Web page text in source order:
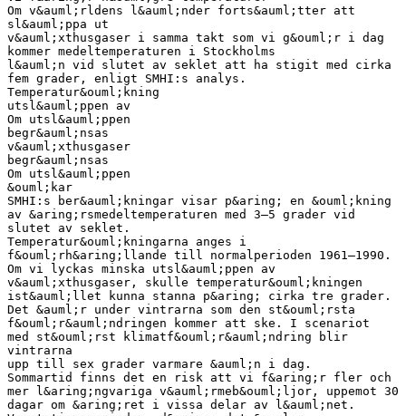
Om v&auml;rldens l&auml;nder forts&auml;tter att
sl&auml;ppa ut
v&auml;xthusgaser i samma takt som vi g&ouml;r i dag
kommer medeltemperaturen i Stockholms
l&auml;n vid slutet av seklet att ha stigit med cirka
fem grader, enligt SMHI:s analys.
Temperatur&ouml;kning
utsl&auml;ppen av
Om utsl&auml;ppen
begr&auml;nsas
v&auml;xthusgaser
begr&auml;nsas
Om utsl&auml;ppen
&ouml;kar
SMHI:s ber&auml;kningar visar p&aring; en &ouml;kning
av &aring;rsmedeltemperaturen med 3–5 grader vid
slutet av seklet.
Temperatur&ouml;kningarna anges i
f&ouml;rh&aring;llande till normalperioden 1961–1990.
Om vi lyckas minska utsl&auml;ppen av
v&auml;xthusgaser, skulle temperatur&ouml;kningen
ist&auml;llet kunna stanna p&aring; cirka tre grader.
Det &auml;r under vintrarna som den st&ouml;rsta
f&ouml;r&auml;ndringen kommer att ske. I scenariot
med st&ouml;rst klimatf&ouml;r&auml;ndring blir
vintrarna
upp till sex grader varmare &auml;n i dag.
Sommartid finns det en risk att vi f&aring;r fler och
mer l&aring;ngvariga v&auml;rmeb&ouml;ljor, uppemot 30
dagar om &aring;ret i vissa delar av l&auml;net.